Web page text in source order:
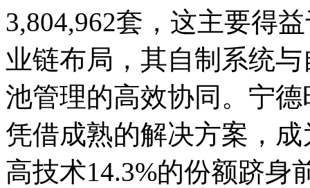
3,804,962套，这主要得
业链布局，其自制系统
池管理的高效协同。宁
凭借成熟的解决方案，
高技术14.3%的份额跻身